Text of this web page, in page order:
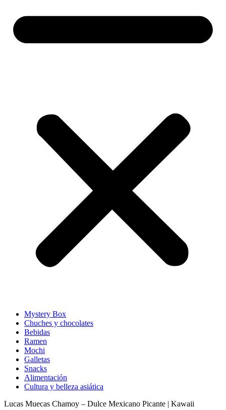
Mystery Box
Chuches y chocolates
Bebidas
Ramen
Mochi
Galletas
Snacks
Alimentación
Cultura y belleza asiática
Lucas Muecas Chamoy – Dulce Mexicano Picante | Kawaii